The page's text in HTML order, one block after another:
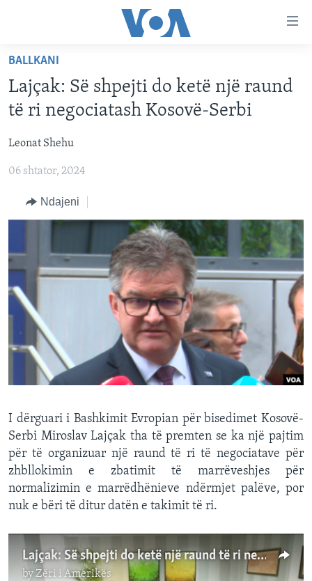
faqen
kryesore
Kalo
tek
faqja
Kalo
kërkimi
FAQJA KRYESORE
KATEGORITË
BALLKANI
EVROPA
BOTA
MJEDISI
KULTURË
SHKENCË DHE TEKNOLOGJI
SHËNDETËSI
INTERVISTA
DITARI
FOLLOW US
Gjuhët
BALLKANI
Lajçak: Së shpejti do ketë një raund
të ri negociatash Kosovë-Serbi
Leonat Shehu
06 shtator, 2024
Ndajeni
I dërguari i Bashkimit Evropian për bisedimet Kosovë-
Serbi Miroslav Lajçak tha të premten se ka një pajtim
për të organizuar një raund të ri të negociatave për
zhbllokimin e zbatimit të marrëveshjes për
normalizimin e marrëdhënieve ndërmjet palëve, por
nuk e bëri të ditur datën e takimit të ri.
Lajçak: Së shpejti do ketë një raund të ri negociatash Kosovë-Serbi
byZëri i Amerikës